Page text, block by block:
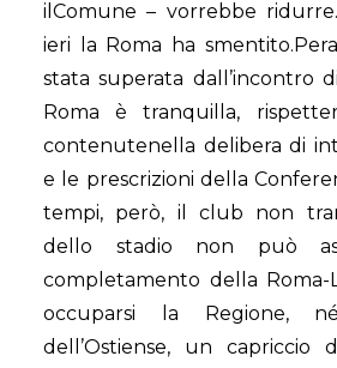
ilComune – vorrebbe
ieri la Roma ha
stata superata dall’incontro
Roma è tranquilla,
contenutenella delibera di
e le prescrizioni della
tempi, però, il club non
dello stadio non può
completamento della Roma-
occuparsi la Regione,
dell’Ostiense, un capriccio